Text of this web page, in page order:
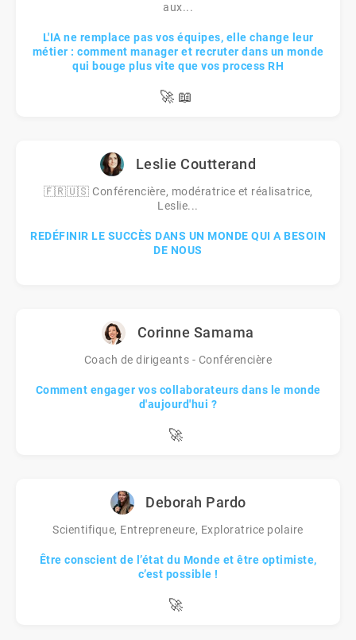
aux...
L'IA ne remplace pas vos équipes, elle change leur
métier : comment manager et recruter dans un monde
qui bouge plus vite que vos process RH
🚀 📖
Leslie Coutterand
🇫🇷🇺🇸 Conférencière, modératrice et réalisatrice,
Leslie...
REDÉFINIR LE SUCCÈS DANS UN MONDE QUI A BESOIN
DE NOUS
Corinne Samama
Coach de dirigeants - Conférencière
Comment engager vos collaborateurs dans le monde
d'aujourd'hui ?
🚀
Deborah Pardo
Scientifique, Entrepreneure, Exploratrice polaire
Être conscient de l’état du Monde et être optimiste,
c’est possible !
🚀